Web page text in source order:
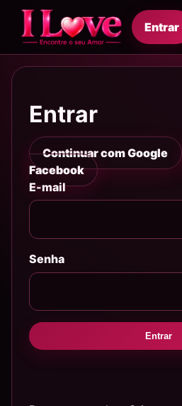
Entrar
Entrar
Continuar com Google
Facebook
E-mail
Senha
Entrar